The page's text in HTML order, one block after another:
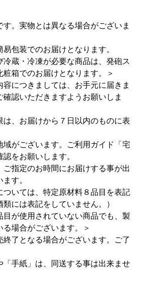
。実物とは異なる場合がございま
包装でのお届けとなります。
蔵・冷凍が必要な商品は、発砲ス
箱でのお届けとなります。＞
につきましては、お手元に届きま
確認いただきますようお願いしま
、お届けから７日以内のものに表
がございます。ご利用ガイド「宅
をお願いします。
指定のお時間にお届けする事が出
す。
いては、特定原材料８品目を表記
には表記をしていません。）
が使用されていない商品でも、製
場合がございます。＞
了となる場合がございます。ご了
手紙」は、同送する事は出来ませ